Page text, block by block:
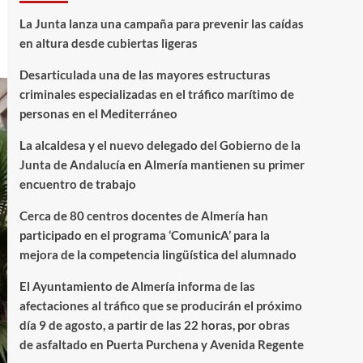
La Junta lanza una campaña para prevenir las caídas
en altura desde cubiertas ligeras
Desarticulada una de las mayores estructuras
criminales especializadas en el tráfico marítimo de
personas en el Mediterráneo
La alcaldesa y el nuevo delegado del Gobierno de la
Junta de Andalucía en Almería mantienen su primer
encuentro de trabajo
Cerca de 80 centros docentes de Almería han
participado en el programa ‘ComunicA’ para la
mejora de la competencia lingüística del alumnado
El Ayuntamiento de Almería informa de las
afectaciones al tráfico que se producirán el próximo
día 9 de agosto, a partir de las 22 horas, por obras
de asfaltado en Puerta Purchena y Avenida Regente